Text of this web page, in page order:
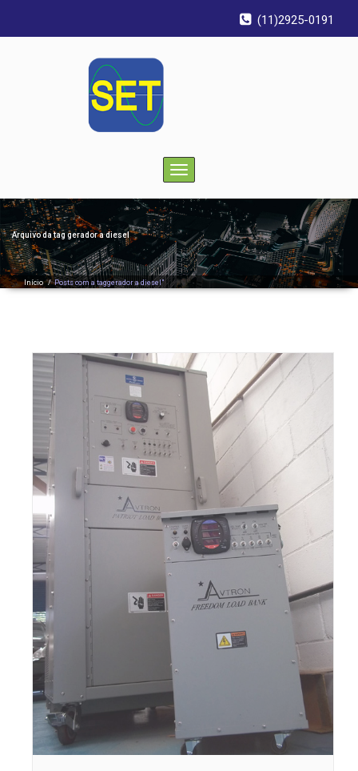
(11)2925-0191
Toggle
navigation
Arquivo da taggerador a diesel
Início /Posts com a taggerador a diesel"